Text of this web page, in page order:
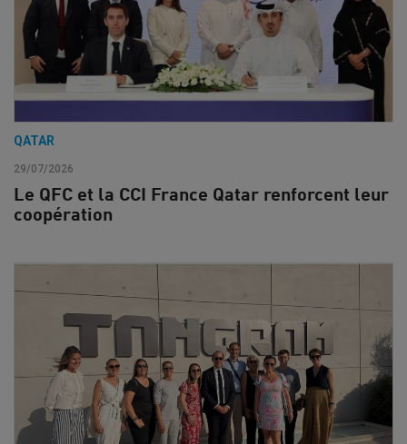
QATAR
29/07/2026
Le QFC et la CCI France Qatar renforcent leur
coopération